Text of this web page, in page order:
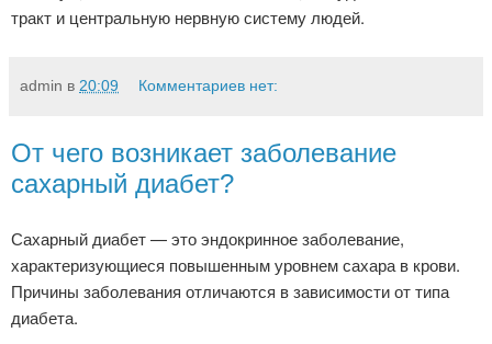
тракт и центральную нервную систему людей.
admin в 20:09 Комментариев нет:
От чего возникает заболевание
сахарный диабет?
Сахарный диабет — это эндокринное заболевание,
характеризующиеся повышенным уровнем сахара в крови.
Причины заболевания отличаются в зависимости от типа
диабета.